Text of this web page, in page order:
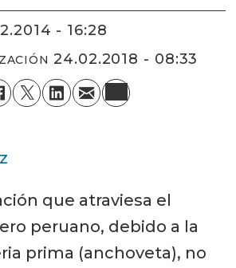
- 16:28
24.02.2018 - 08:33
que atraviesa el
peruano, debido a la
prima (anchoveta), no